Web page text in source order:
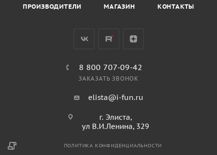
ПРОИЗВОДИТЕЛИ МАГАЗИН КОНТАКТЫ
8 800 707-09-42
ЗАКАЗАТЬ ЗВОНОК
elista@i-fun.ru
г. Элиста,
ул В.И.Ленина, 329
ПОЛИТИКА КОНФИДЕНЦИАЛЬНОСТИ